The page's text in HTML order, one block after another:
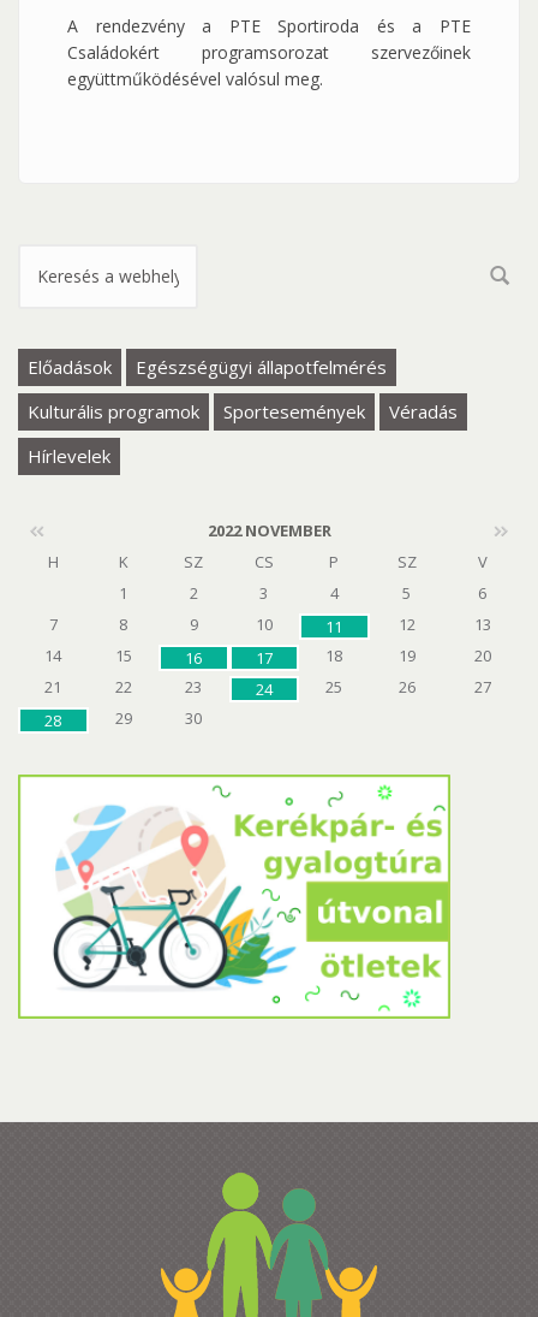
A rendezvény a PTE Sportiroda és a PTE
Családokért programsorozat szervezőinek
együttműködésével valósul meg.
Keresés űrlap
Előadások
Egészségügyi állapotfelmérés
Kulturális programok
Sportesemények
Véradás
Hírlevelek
H K SZ CS P SZ
V
1
2 3 4 5
6
7
8 9 10 11 12
13
14
15 16 17 18 19
20
21
22 23 24 25 26
27
28
29 30
2022 NOVEMBER